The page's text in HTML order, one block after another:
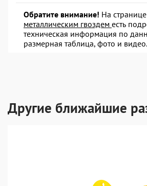
Обратите внимание! На странице
металлическим гвоздем есть
техническая информация по
размерная таблица, фото и видео.
Другие ближайшие